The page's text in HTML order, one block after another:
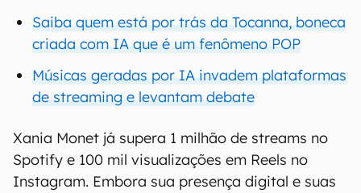
Saiba quem está por trás da Tocanna, boneca
criada com IA que é um fenômeno POP
Músicas geradas por IA invadem plataformas
de streaming e levantam debate
Xania Monet já supera 1 milhão de streams no
Spotify e 100 mil visualizações em Reels no
Instagram. Embora sua presença digital e suas